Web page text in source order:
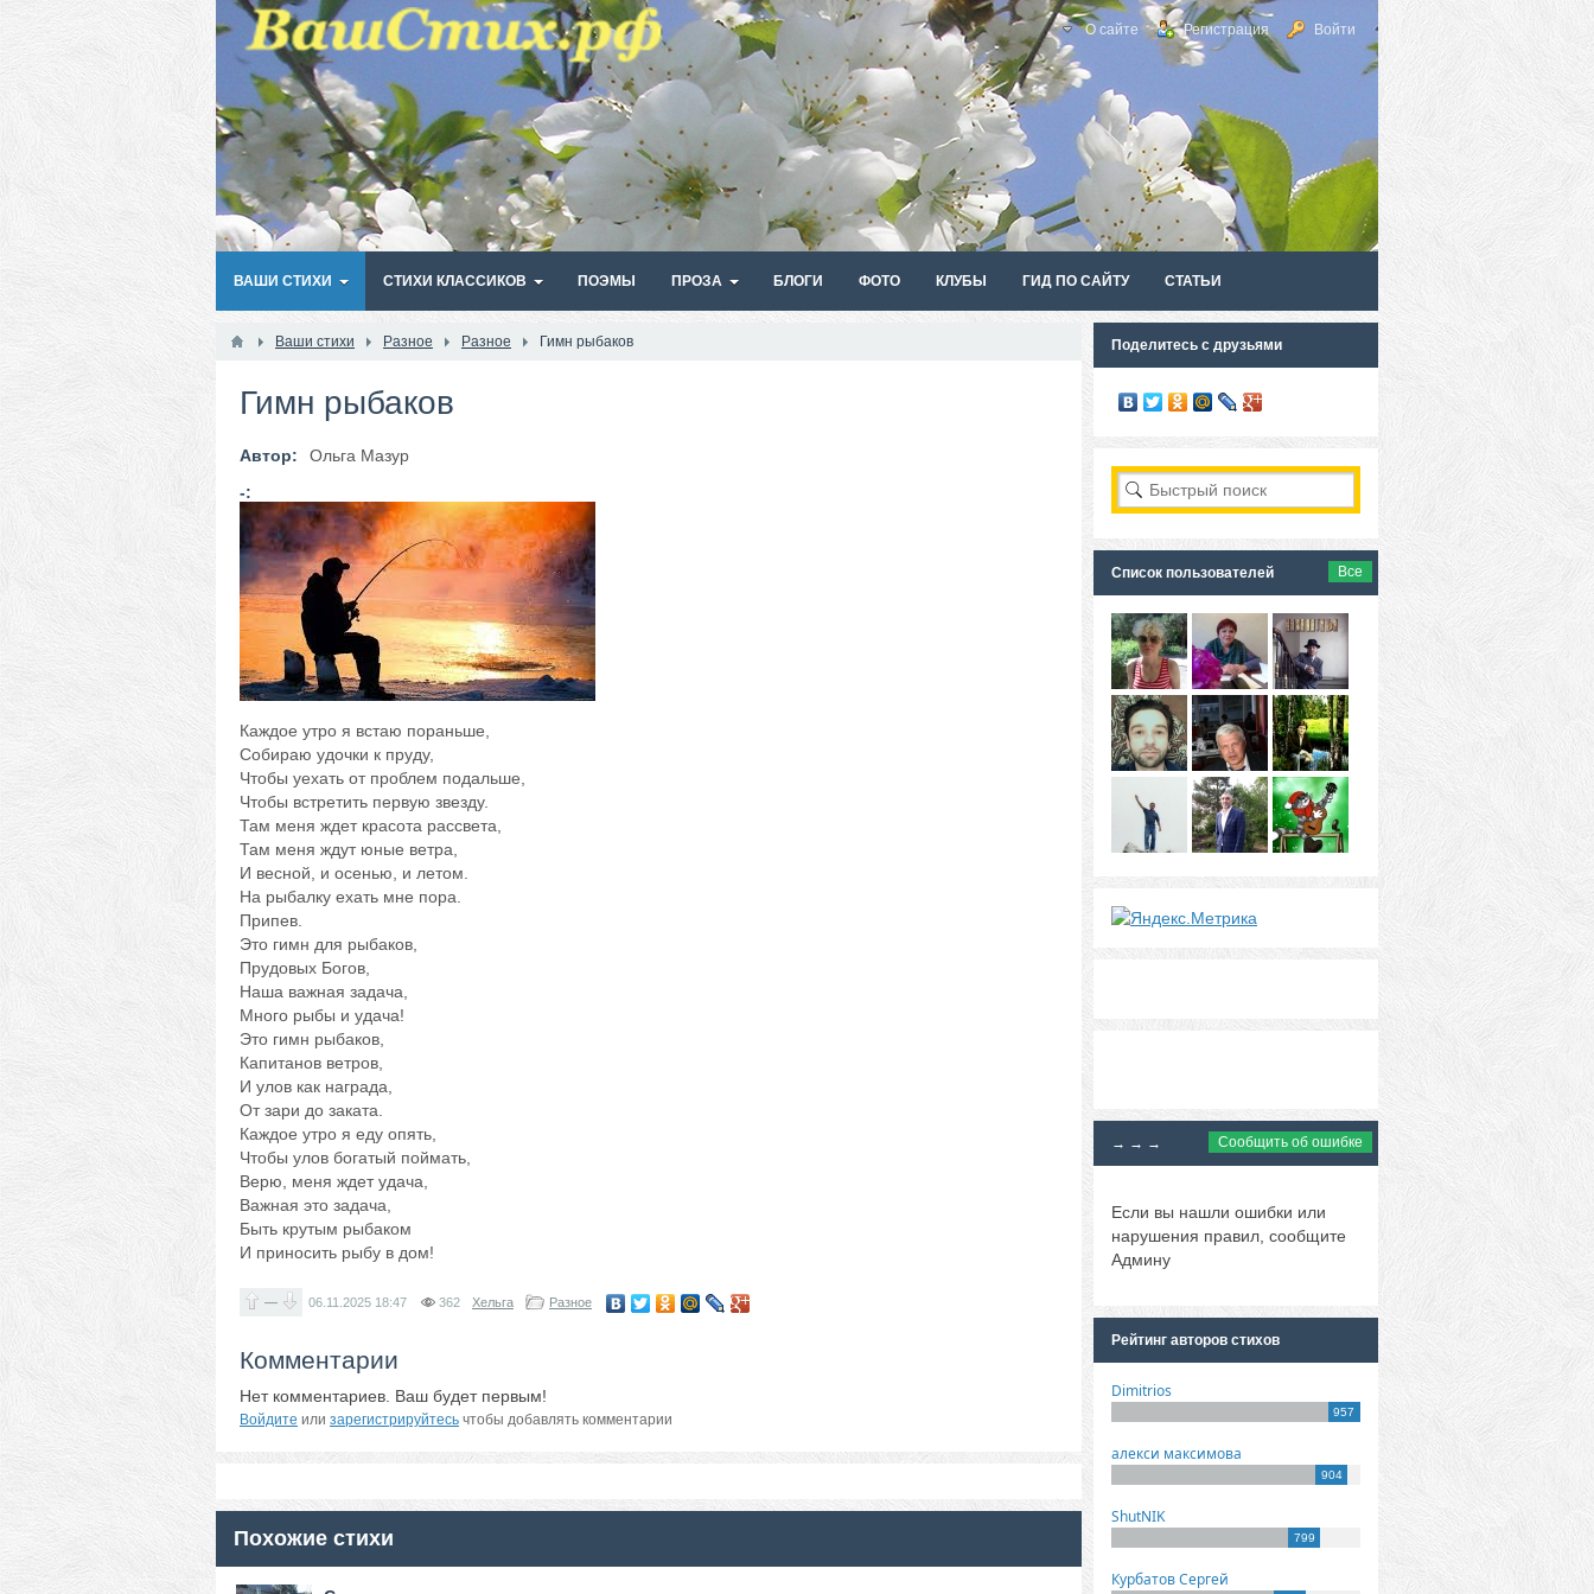
О сайте Регистрация Войти
ВАШИ СТИХИ СТИХИ КЛАССИКОВ ПОЭМЫ ПРОЗА БЛОГИ ФОТО КЛУБЫ ГИД ПО САЙТУ СТАТЬИ
Ваши стихи Разное Разное Гимн рыбаков
Гимн рыбаков
Автор:
Ольга Мазур
-:
Каждое утро я встаю пораньше,
Собираю удочки к пруду,
Чтобы уехать от проблем подальше,
Чтобы встретить первую звезду.
Там меня ждет красота рассвета,
Там меня ждут юные ветра,
И весной, и осенью, и летом.
На рыбалку ехать мне пора.
Припев.
Это гимн для рыбаков,
Прудовых Богов,
Наша важная задача,
Много рыбы и удача!
Это гимн рыбаков,
Капитанов ветров,
И улов как награда,
От зари до заката.
Каждое утро я еду опять,
Чтобы улов богатый поймать,
Верю, меня ждет удача,
Важная это задача,
Быть крутым рыбаком
И приносить рыбу в дом!
— 06.11.2025 18:47 362 Хельга Разное
Комментарии
Нет комментариев. Ваш будет первым!
Войдите или зарегистрируйтесь чтобы добавлять комментарии
Похожие стихи
Поделитесь с друзьями
Список пользователей Все
→ → → Сообщить об ошибке
Если вы нашли ошибки или
нарушения правил, сообщите
Админу
Рейтинг авторов стихов
Dimitrios
957
алекси максимова
904
ShutNIK
799
Курбатов Сергей